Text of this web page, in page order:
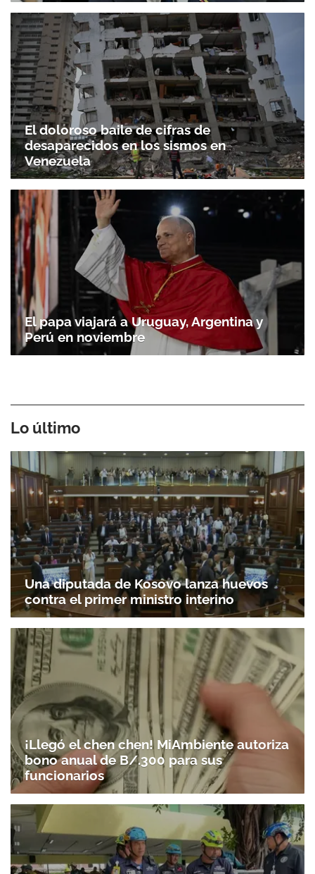
El doloroso baile de cifras de
desaparecidos en los sismos en
Venezuela
El papa viajará a Uruguay, Argentina y
Perú en noviembre
Lo último
Una diputada de Kosovo lanza huevos
contra el primer ministro interino
¡Llegó el chen chen! MiAmbiente autoriza
bono anual de B/.300 para sus
funcionarios